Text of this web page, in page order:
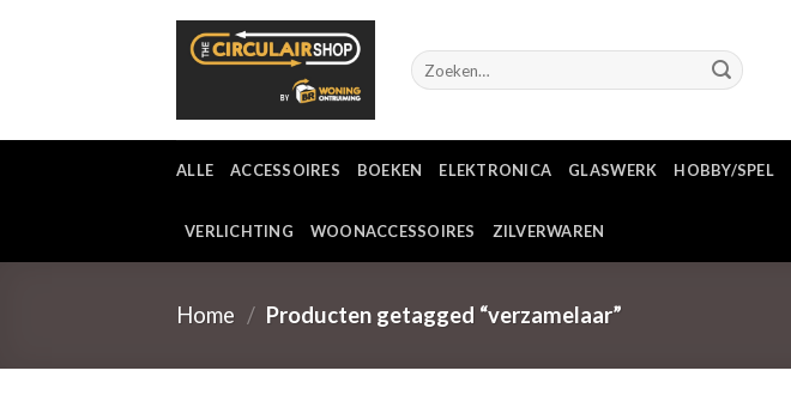
Zoeken
naar:
ALLE ACCESSOIRES BOEKEN ELEKTRONICA GLASWERK HOBBY/SPEL
VERLICHTING WOONACCESSOIRES ZILVERWAREN
Home / Producten getagged “verzamelaar”